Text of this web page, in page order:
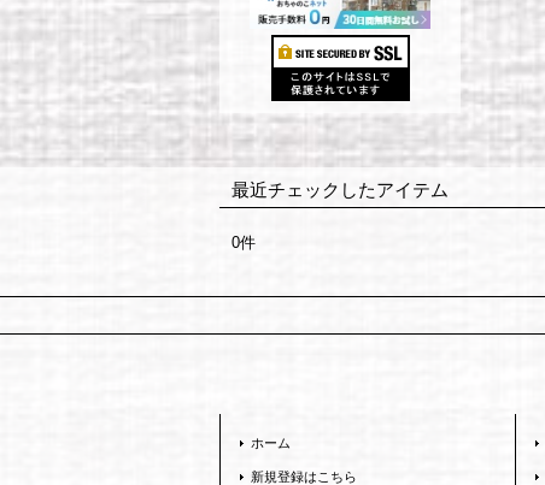
最近チェックしたアイテム
0件
ホーム
新規登録はこちら